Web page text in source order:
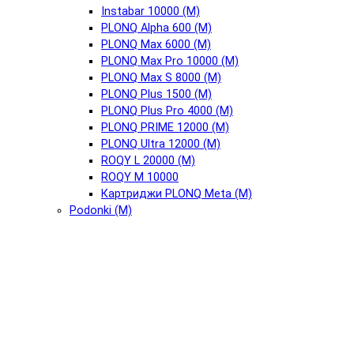
Instabar 10000 (М)
PLONQ Alpha 600 (М)
PLONQ Max 6000 (М)
PLONQ Max Pro 10000 (М)
PLONQ Max S 8000 (М)
PLONQ Plus 1500 (М)
PLONQ Plus Pro 4000 (М)
PLONQ PRIME 12000 (М)
PLONQ Ultra 12000 (М)
ROQY L 20000 (М)
ROQY M 10000
Картриджи PLONQ Meta (М)
Podonki (М)